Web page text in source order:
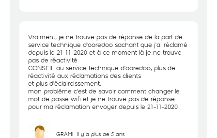
Vraiment, je ne trouve pas de réponse de la part de
service technique d'ooredoo sachant que j'ai réclamé
depuis le 21-11-2020 et à ce moment là je ne trouve
pas de réactivité
CONSEIL au service technique d'ooredoo, plus de
réactivité aux réclamations des clients
et plus d'éclaircissement.
mon problème c'est de savoir comment changer le
mot de passe wifi et je ne trouve pas de réponse
pour ma réclamation envoyer depuis le 21-11-2020
GRAMI il y a plus de 5 ans